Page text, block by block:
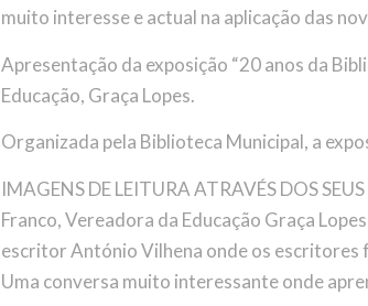
muito interesse e actual na aplicação das
Apresentação da exposição “20 anos da
Educação, Graça Lopes.
Organizada pela Biblioteca Municipal, a
IMAGENS DE LEITURA ATRAVÉS DOS
Franco, Vereadora da Educação Graça
escritor António Vilhena onde os escritores
Uma conversa muito interessante onde